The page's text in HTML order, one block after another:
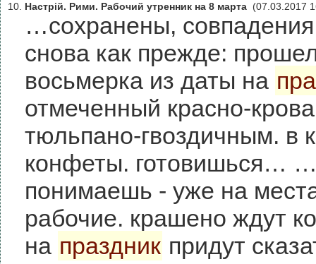
10. Настрій. Рими. Рабочий утренник на 8 марта (07.03.2017
…сохранены,
снова как прежде:
восьмерка из даты на
отмеченный красно-
тюльпано-гвоздичным. в
конфеты. готовишься…
понимаешь - уже на
рабочие. крашено ждут
на праздник придут